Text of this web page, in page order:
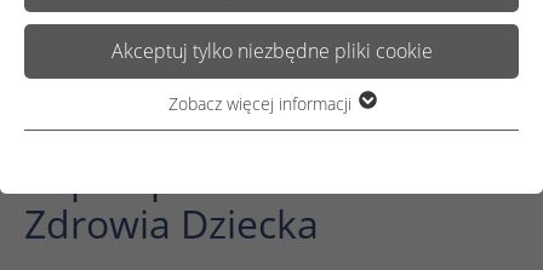
Supersprawni w CZD
Zdrowia Dziecka
Akceptuj tylko niezbędne pliki cookie
działa prawidłowo.
Zobacz więcej informacji